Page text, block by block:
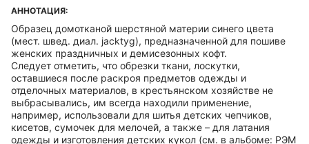
АННОТАЦИЯ:
Образец домотканой шерстяной материи синего цвета
(мест. швед. диал. jacktyg), предназначенной для пошиве
женских праздничных и демисезонных кофт.
Следует отметить, что обрезки ткани, лоскутки,
оставшиеся после раскроя предметов одежды и
отделочных материалов, в крестьянском хозяйстве не
выбрасывались, им всегда находили применение,
например, использовали для шитья детских чепчиков,
кисетов, сумочек для мелочей, а также – для латания
одежды и изготовления детских кукол (см. в альбоме: РЭМ